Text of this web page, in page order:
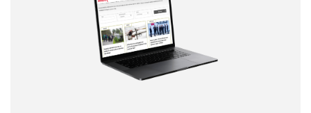
Correo electrónico
Tipo de comentario